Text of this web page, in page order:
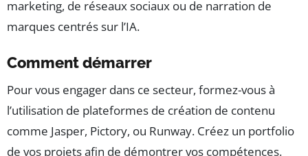
marketing, de réseaux sociaux ou de narration de
marques centrés sur l’IA.
Comment démarrer
Pour vous engager dans ce secteur, formez-vous à
l’utilisation de plateformes de création de contenu
comme Jasper, Pictory, ou Runway. Créez un portfolio
de vos projets afin de démontrer vos compétences.